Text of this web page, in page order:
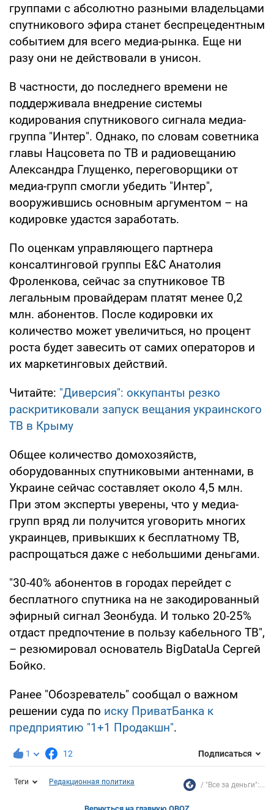
группами с абсолютно разными владельцами
спутникового эфира станет беспрецедентным
событием для всего медиа-рынка. Еще ни
разу они не действовали в унисон.
В частности, до последнего времени не
поддерживала внедрение системы
кодирования спутникового сигнала медиа-
группа "Интер". Однако, по словам советника
главы Нацсовета по ТВ и радиовещанию
Александра Глущенко, переговорщики от
медиа-групп смогли убедить "Интер",
вооружившись основным аргументом – на
кодировке удастся заработать.
По оценкам управляющего партнера
консалтинговой группы E&C Анатолия
Фроленкова, сейчас за спутниковое ТВ
легальным провайдерам платят менее 0,2
млн. абонентов. После кодировки их
количество может увеличиться, но процент
роста будет завесить от самих операторов и
их маркетинговых действий.
Читайте: "Диверсия": оккупанты резко
раскритиковали запуск вещания украинского
ТВ в Крыму
Общее количество домохозяйств,
оборудованных спутниковыми антеннами, в
Украине сейчас составляет около 4,5 млн.
При этом эксперты уверены, что у медиа-
групп вряд ли получится уговорить многих
украинцев, привыкших к бесплатному ТВ,
распрощаться даже с небольшими деньгами.
"30-40% абонентов в городах перейдет с
бесплатного спутника на не закодированный
эфирный сигнал Зеонбуда. И только 20-25%
отдаст предпочтение в пользу кабельного ТВ",
– резюмировал основатель BigDataUa Сергей
Бойко.
Ранее "Обозреватель" сообщал о важном
решении суда по иску ПриватБанка к
предприятию "1+1 Продакшн".
1 12 Подписаться
Теги Редакционная политика "Все за деньги":...